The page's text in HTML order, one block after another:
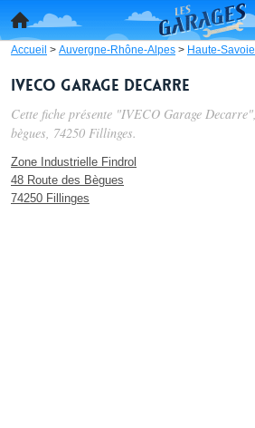
Accueil > Auvergne-Rhône-Alpes > Haute-Savoie
IVECO Garage Decarre
Cette fiche présente "IVECO Garage
bègues, 74250 Fillinges.
Zone Industrielle Findrol
48 Route des Bègues
74250 Fillinges